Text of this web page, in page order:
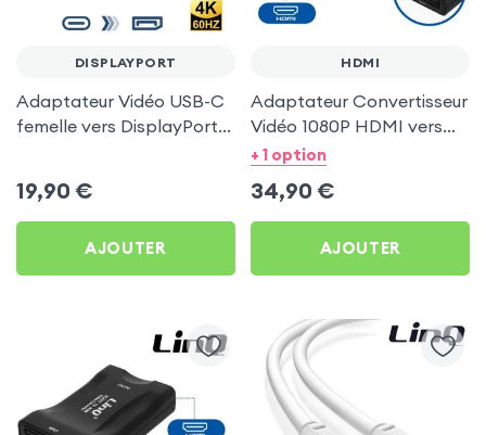
DISPLAYPORT
Adaptateur Vidéo USB-C
femelle vers DisplayPort
19,90 €
AJOUTER
HDMI
Adaptateur Convertisseur
Vidéo 1080P HDMI vers
Péritel, LinQ - Noir
+ 1 option
34,90 €
AJOUTER